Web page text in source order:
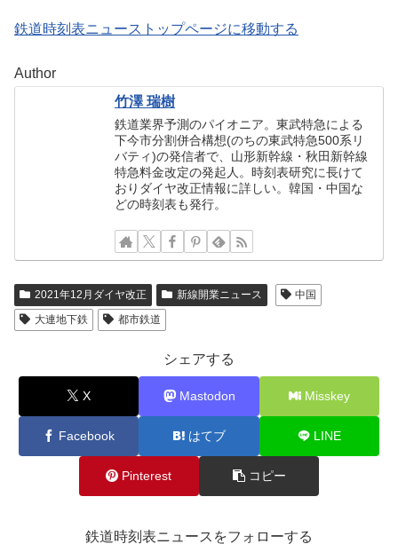
鉄道時刻表ニューストップページに移動する
Author
竹澤 瑞樹
鉄道業界予測のパイオニア。東武特急による
下今市分割併合構想(のちの東武特急500系リ
バティ)の発信者で、山形新幹線・秋田新幹線
特急料金改定の発起人。時刻表研究に長けて
おりダイヤ改正情報に詳しい。韓国・中国な
どの時刻表も発行。
2021年12月ダイヤ改正 新線開業ニュース
中国
大連地下鉄
都市鉄道
シェアする
X Mastodon Misskey
Facebook はてブ LINE
Pinterest コピー
鉄道時刻表ニュースをフォローする